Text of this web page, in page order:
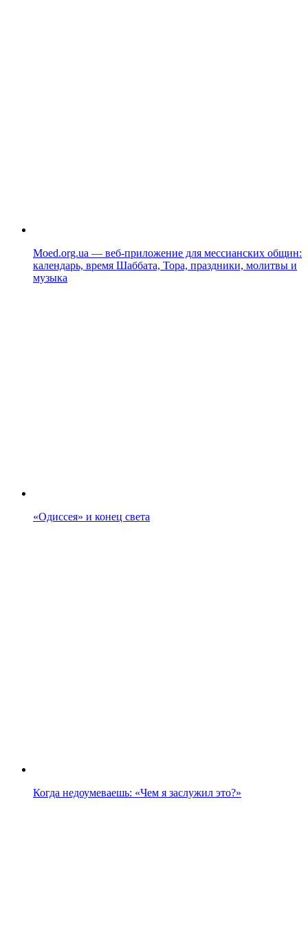
Moed.org.ua — веб-приложение для мессианских общин:
календарь, время Шаббата, Тора, праздники, молитвы и
музыка
«Одиссея» и конец света
Когда недоумеваешь: «Чем я заслужил это?»